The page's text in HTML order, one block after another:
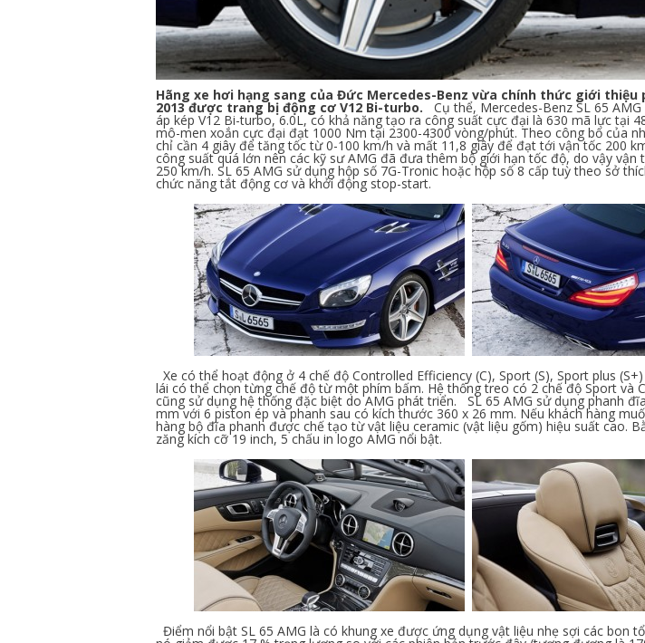
Hãng xe hơi hạng sang của Đức Mercedes-Benz vừa chính thức giới thiệu
2013 được trang bị động cơ V12 Bi-turbo. Cụ thể, Mercedes-Benz SL 65
áp kép V12 Bi-turbo, 6.0L, có khả năng tạo ra công suất cực đại là 630 mã lực tại
mô-men xoắn cực đại đạt 1000 Nm tại 2300-4300 vòng/phút. Theo công bố của
chỉ cần 4 giây để tăng tốc từ 0-100 km/h và mất 11,8 giây để đạt tới vận tốc 200
công suất quá lớn nên các kỹ sư AMG đã đưa thêm bộ giới hạn tốc độ, do vậy vận
250 km/h. SL 65 AMG sử dụng hộp số 7G-Tronic hoặc hộp số 8 cấp tuỳ theo sở
chức năng tắt động cơ và khởi động stop-start.
Xe có thể hoạt động ở 4 chế độ Controlled Efficiency (C), Sport (S), Sport plus
lái có thể chọn từng chế độ từ một phím bấm. Hệ thống treo có 2 chế độ Sport và
cũng sử dụng hệ thống đặc biệt do AMG phát triển. SL 65 AMG sử dụng phanh
mm với 6 piston ép và phanh sau có kích thước 360 x 26 mm. Nếu khách hàng
hàng bộ đĩa phanh được chế tạo từ vật liệu ceramic (vật liệu gốm) hiệu suất cao.
zăng kích cỡ 19 inch, 5 chấu in logo AMG nổi bật.
Điểm nổi bật SL 65 AMG là có khung xe được ứng dụng vật liệu nhẹ sợi các bon